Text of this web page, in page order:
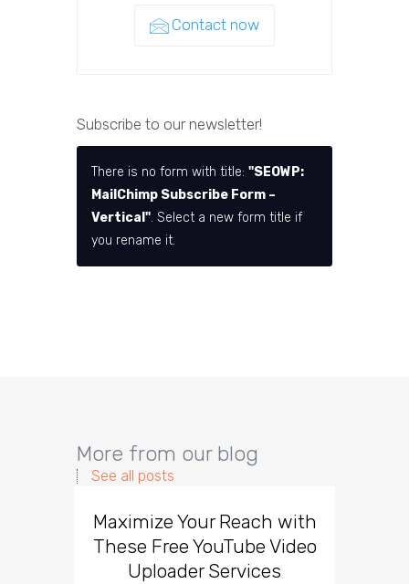
Contact now
Subscribe to our newsletter!
There is no form with title: "SEOWP:
MailChimp Subscribe Form –
Vertical". Select a new form title if
you rename it.
More from our blog
See all posts
Maximize Your Reach with
These Free YouTube Video
Uploader Services